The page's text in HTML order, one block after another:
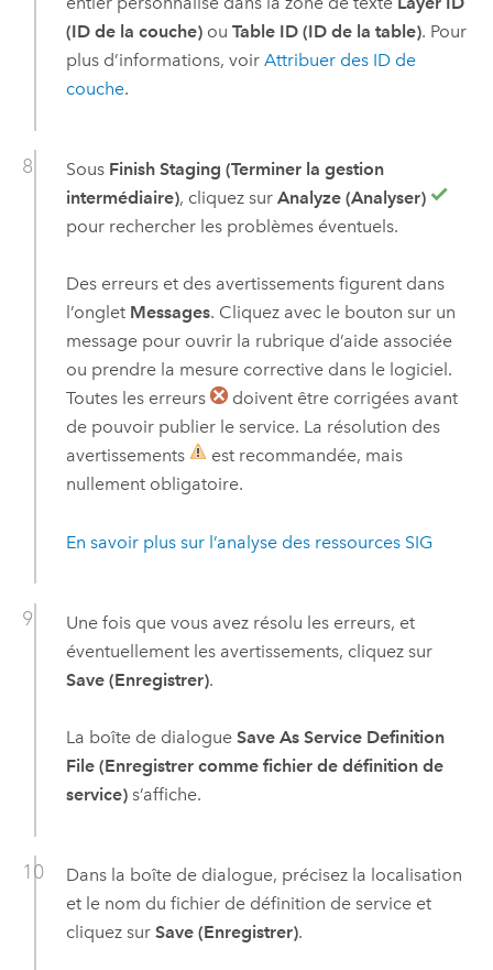
(ID de la couche)ou Table ID (ID de la table). Pour
plus d’informations, voir Attribuer des ID de
couche.
Sous Finish Staging (Terminer la gestion
intermédiaire), cliquez sur Analyze (Analyser)
pour rechercher les problèmes éventuels.
Des erreurs et des avertissements figurent dans
l’onglet Messages. Cliquez avec le bouton sur un
message pour ouvrir la rubrique d’aide associée
ou prendre la mesure corrective dans le logiciel.
Toutes les erreurs
doivent être corrigées avant
de pouvoir publier le service. La résolution des
avertissements
est recommandée, mais
nullement obligatoire.
En savoir plus sur l’analyse des ressources SIG
Une fois que vous avez résolu les erreurs, et
éventuellement les avertissements, cliquez sur
Save (Enregistrer).
La boîte de dialogue Save As Service Definition
File (Enregistrer comme fichier de définition de
service)s’affiche.
Dans la boîte de dialogue, précisez la localisation
et le nom du fichier de définition de service et
cliquez sur Save (Enregistrer).